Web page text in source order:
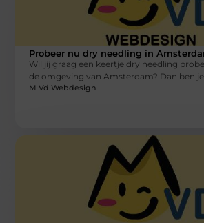
Probeer nu dry needling in
Wil jij graag een keertje dry needling
de omgeving van Amsterdam? Dan ben
M Vd Webdesign